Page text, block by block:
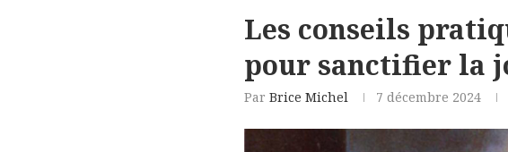
Les conseils
pour sanctifier la
Par Brice Michel 7 décembre 2024